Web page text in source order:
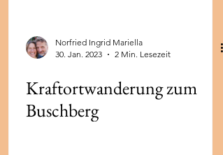
Norfried Ingrid Mariella
30. Jan. 2023
2 Min. Lesezeit
Kraftortwanderung zum
Buschberg